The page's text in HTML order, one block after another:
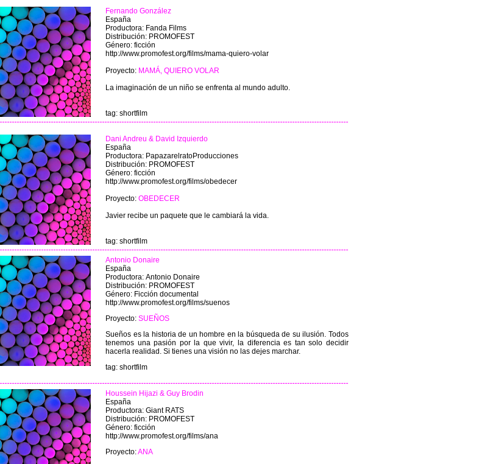
Fernando González
España
Productora: Fanda Films
Distribución: PROMOFEST
Género: ficción
http://www.promofest.org/films/mama-quiero-volar
Proyecto: MAMÁ, QUIERO VOLAR
La imaginación de un niño se enfrenta al mundo adulto.
tag: shortfilm
Dani Andreu & David Izquierdo
España
Productora: PapazarelratoProducciones
Distribución: PROMOFEST
Género: ficción
http://www.promofest.org/films/obedecer
Proyecto: OBEDECER
Javier recibe un paquete que le cambiará la vida.
tag: shortfilm
Antonio Donaire
España
Productora: Antonio Donaire
Distribución: PROMOFEST
Género: Ficción documental
http://www.promofest.org/films/suenos
Proyecto: SUEÑOS
Sueños es la historia de un hombre en la búsqueda de su ilusión. Todos
tenemos una pasión por la que vivir, la diferencia es tan solo decidir
hacerla realidad. Si tienes una visión no las dejes marchar.
tag: shortfilm
Houssein Hijazi & Guy Brodin
España
Productora: Giant RATS
Distribución: PROMOFEST
Género: ficción
http://www.promofest.org/films/ana
Proyecto:ANA